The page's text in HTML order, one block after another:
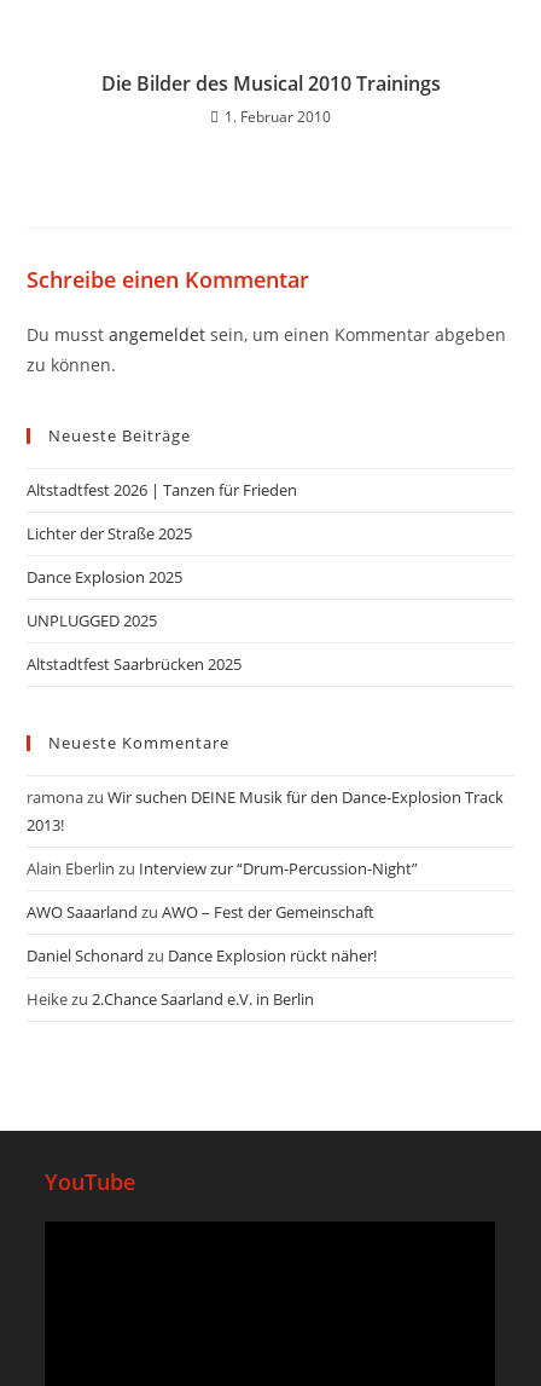
Die Bilder des Musical 2010 Trainings
1. Februar 2010
Schreibe einen Kommentar
Du musstangemeldet sein, um einen Kommentar abgeben
zu können.
Neueste Beiträge
Altstadtfest 2026 | Tanzen für Frieden
Lichter der Straße 2025
Dance Explosion 2025
UNPLUGGED 2025
Altstadtfest Saarbrücken 2025
Neueste Kommentare
ramonazuWir suchen DEINE Musik für den Dance-Explosion Track
2013!
Alain Eberlin zu Interview zur “Drum-Percussion-Night”
AWO Saaarland zuAWO – Fest der Gemeinschaft
Daniel Schonard zu Dance Explosion rückt näher!
Heikezu2.Chance Saarland e.V. in Berlin
YouTube